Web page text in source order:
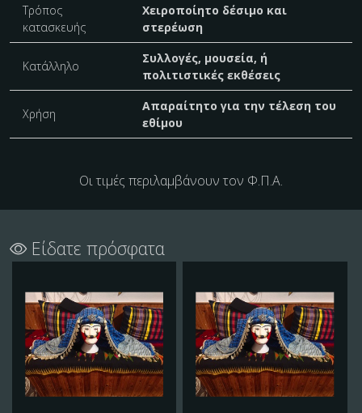
Τρόπος
κατασκευής
Χειροποίητο δέσιμο και
στερέωση
Κατάλληλο
Συλλογές, μουσεία, ή
πολιτιστικές εκθέσεις
Χρήση
Απαραίτητο για την τέλεση του
εθίμου
Οι τιμές περιλαμβάνουν τον Φ.Π.Α.
Είδατε πρόσφατα